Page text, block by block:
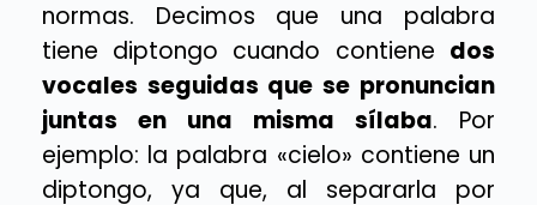
normas. Decimos que una palabra
tiene diptongo cuando contiene dos
vocales seguidas que se pronuncian
juntas en una misma sílaba. Por
ejemplo: la palabra «cielo» contiene un
diptongo, ya que, al separarla por